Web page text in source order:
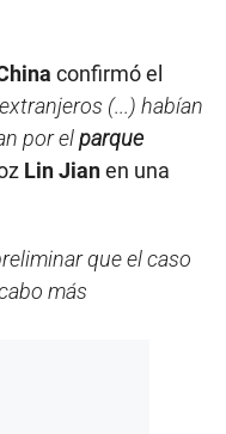
confirmó el
(...) habían
por elparque
Lin Jianen una
que el caso
más